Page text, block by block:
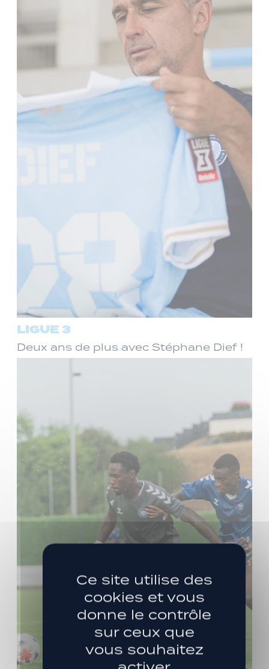
LIGUE 3
Deux ans de plus avec Stéphane Dief !
Ce site utilise des
cookies et vous
donne le contrôle
sur ceux que
vous souhaitez